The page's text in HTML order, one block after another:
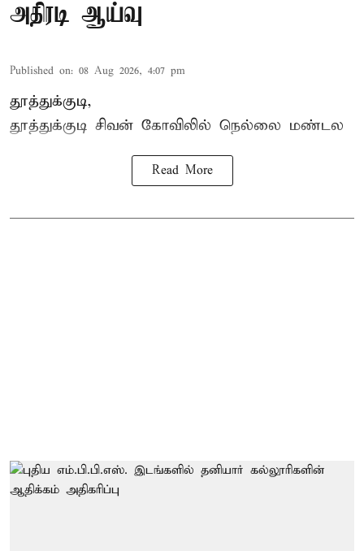
அதிரடி ஆய்வு
Published on: 08 Aug 2026, 4:07 pm
தூத்துக்குடி,
தூத்துக்குடி சிவன் கோவிலில் நெல்லை மண்டல
Read More